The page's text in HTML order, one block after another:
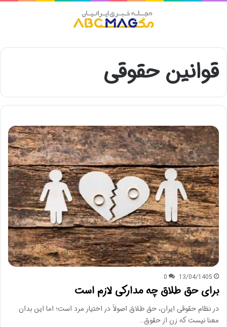
قوانین حقوقی
13/04/1405
0
برای حق طلاق چه مدارکی لازم است
در نظام حقوقی ایران، حق طلاق اصولاً در اختیار مرد است؛ اما این بدان
معنا نیست که زن از حقوق…